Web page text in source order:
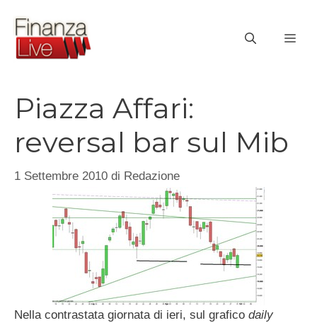
contenuto
Piazza Affari:
reversal bar sul Mib
1 Settembre 2010 di Redazione
Nella contrastata giornata di ieri, sul grafico daily